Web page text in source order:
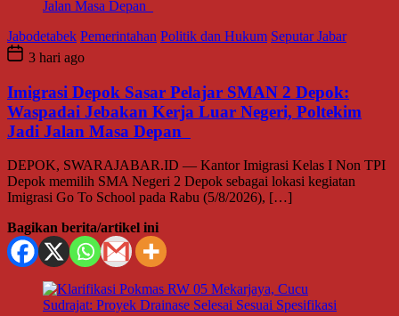
Jabodetabek Pemerintahan Politik dan Hukum Seputar Jabar
3 hari ago
Imigrasi Depok Sasar Pelajar SMAN 2 Depok:
Waspadai Jebakan Kerja Luar Negeri, Poltekim
Jadi Jalan Masa Depan
DEPOK, SWARAJABAR.ID — Kantor Imigrasi Kelas I Non TPI
Depok memilih SMA Negeri 2 Depok sebagai lokasi kegiatan
Imigrasi Go To School pada Rabu (5/8/2026), […]
Bagikan berita/artikel ini